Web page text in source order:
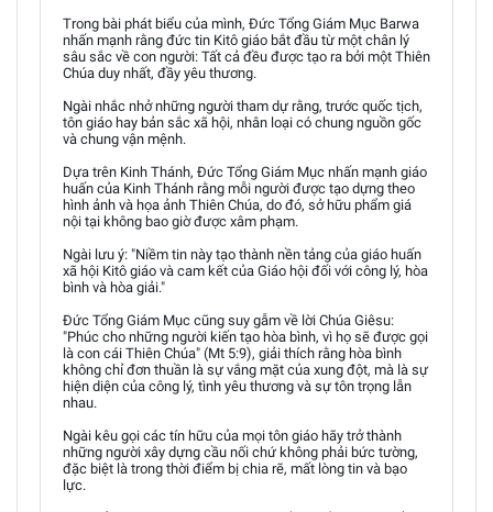
Trong bài phát biểu của mình, Đức Tổng Giám Mục Barwa
nhấn mạnh rằng đức tin Kitô giáo bắt đầu từ một chân lý
sâu sắc về con người: Tất cả đều được tạo ra bởi một Thiên
Chúa duy nhất, đầy yêu thương.
Ngài nhắc nhở những người tham dự rằng, trước quốc tịch,
tôn giáo hay bản sắc xã hội, nhân loại có chung nguồn gốc
và chung vận mệnh.
Dựa trên Kinh Thánh, Đức Tổng Giám Mục nhấn mạnh giáo
huấn của Kinh Thánh rằng mỗi người được tạo dựng theo
hình ảnh và họa ảnh Thiên Chúa, do đó, sở hữu phẩm giá
nội tại không bao giờ được xâm phạm.
Ngài lưu ý: "Niềm tin này tạo thành nền tảng của giáo huấn
xã hội Kitô giáo và cam kết của Giáo hội đối với công lý, hòa
bình và hòa giải."
Đức Tổng Giám Mục cũng suy gẫm về lời Chúa Giêsu:
"Phúc cho những người kiến tạo hòa bình, vì họ sẽ được gọi
là con cái Thiên Chúa" (Mt 5:9), giải thích rằng hòa bình
không chỉ đơn thuần là sự vắng mặt của xung đột, mà là sự
hiện diện của công lý, tình yêu thương và sự tôn trọng lẫn
nhau.
Ngài kêu gọi các tín hữu của mọi tôn giáo hãy trở thành
những người xây dựng cầu nối chứ không phải bức tường,
đặc biệt là trong thời điểm bị chia rẽ, mất lòng tin và bạo
lực.